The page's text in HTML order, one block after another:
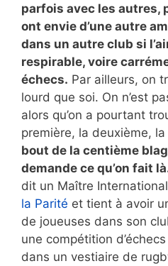
parfois avec les autres,
ont envie d’une autre
dans un autre club si
respirable, voire
échecs. Par ailleurs, on
lourd que soi. On n’est
alors qu’on a pourtant
première, la deuxième,
bout de la centième
demande ce qu’on fait
dit un Maître
la Parité et tient à avoir
de joueuses dans son
une compétition
dans un vestiaire de